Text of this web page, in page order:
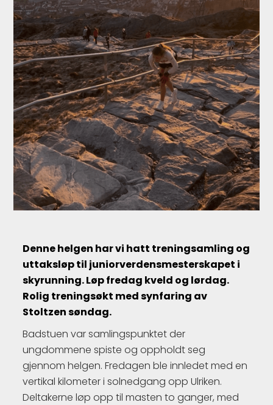
Denne helgen har vi hatt treningsamling og
uttaksløp til juniorverdensmesterskapet i
skyrunning. Løp fredag kveld og lørdag.
Rolig treningsøkt med synfaring av
Stoltzen søndag.
Badstuen var samlingspunktet der
ungdommene spiste og oppholdt seg
gjennom helgen. Fredagen ble innledet med en
vertikal kilometer i solnedgang opp Ulriken.
Deltakerne løp opp til masten to ganger, med